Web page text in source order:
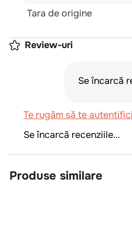
Tara de origine
Review-uri
Se încarcă
Te rugăm să te
Se încarcă recenziile…
Produse similare